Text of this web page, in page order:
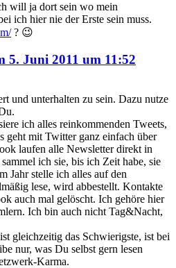
will ja dort sein wo mein
ich hier nie der Erste sein muss.
? 😉
5. Juni 2011 um 11:52
und unterhalten zu sein. Dazu nutze
ich alles reinkommenden Tweets,
geht mit Twitter ganz einfach über
laufen alle Newsletter direkt in
ich sie, bis ich Zeit habe, sie
Jahr stelle ich alles auf den
lese, wird abbestellt. Kontakte
auch mal gelöscht. Ich gehöre hier
Ich bin auch nicht Tag&Nacht,
gleichzeitig das Schwierigste, ist bei
nur, was Du selbst gern lesen
Karma.